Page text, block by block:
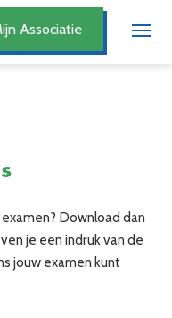
Associatie
Download dan
je een indruk van de
jouw examen kunt